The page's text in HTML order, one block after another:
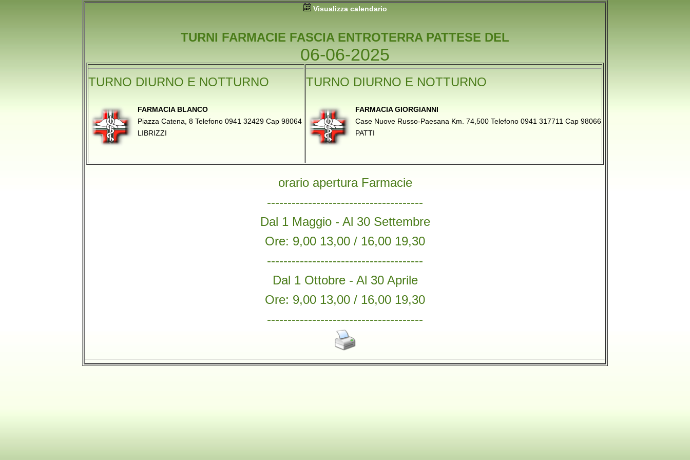
Visualizza calendario
TURNI FARMACIE FASCIA ENTROTERRA PATTESE DEL
06-06-2025
TURNO DIURNO E NOTTURNO
FARMACIA BLANCO
Piazza Catena, 8 Telefono 0941 32429 Cap 98064
LIBRIZZI
TURNO DIURNO E NOTTURNO
FARMACIA GIORGIANNI
Case Nuove Russo-Paesana Km. 74,500 Telefono 0941 317711 Cap 98066
PATTI
orario apertura Farmacie
--------------------------------------
Dal 1 Maggio - Al 30 Settembre
Ore: 9,00 13,00 / 16,00 19,30
--------------------------------------
Dal 1 Ottobre - Al 30 Aprile
Ore: 9,00 13,00 / 16,00 19,30
--------------------------------------